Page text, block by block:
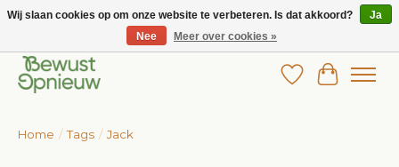
Wij bieden het grootste aanbod in betaalbare kinderkleding!
Verlanglijst
Home / Tags / Jack
Wij slaan cookies op om onze website te verbeteren. Is dat akkoord?
Ja
Nee
Meer over cookies »